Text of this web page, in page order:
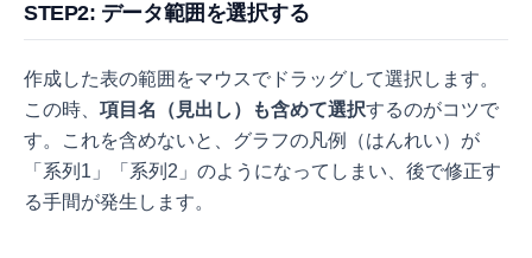
STEP2: データ範囲を選択する
作成した表の範囲をマウスでドラッグして選択します。
この時、 項目名（見出し）も含めて選択するのがコツで
す。これを含めないと、グラフの凡例（はんれい）が
「系列1」「系列2」のようになってしまい、後で修正す
る手間が発生します。